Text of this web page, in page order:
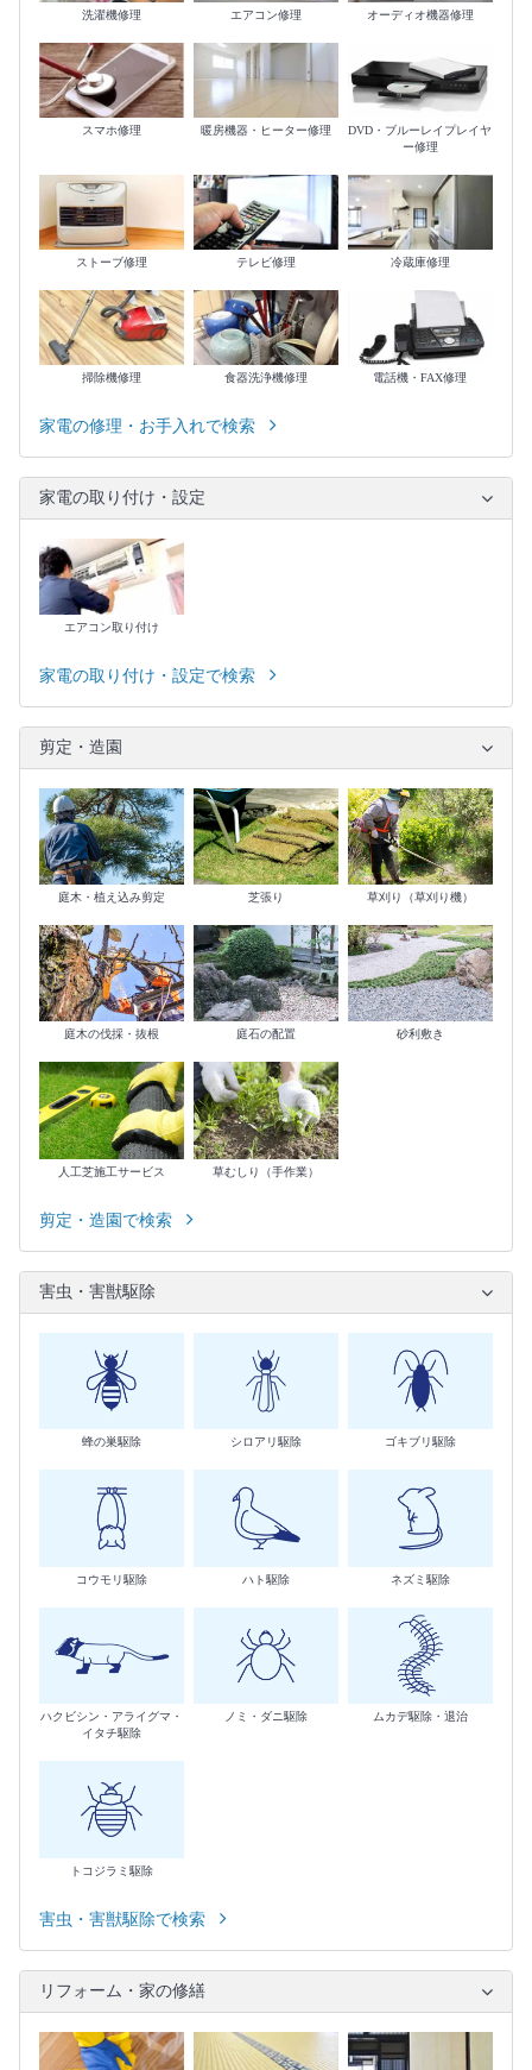
洗濯機修理 エアコン修理 オーディオ機器修理
スマホ修理 暖房機器・ヒーター修理
DVD・ブルーレイプレイヤ
ー修理
ストーブ修理 テレビ修理 冷蔵庫修理
掃除機修理 食器洗浄機修理 電話機・FAX修理
家電の修理・お手入れで検索
家電の取り付け・設定
エアコン取り付け
家電の取り付け・設定で検索
剪定・造園
庭木・植え込み剪定 芝張り 草刈り（草刈り機）
庭木の伐採・抜根 庭石の配置 砂利敷き
人工芝施工サービス 草むしり（手作業）
剪定・造園で検索
害虫・害獣駆除
蜂の巣駆除 シロアリ駆除 ゴキブリ駆除
コウモリ駆除 ハト駆除 ネズミ駆除
ハクビシン・アライグマ・
イタチ駆除
ノミ・ダニ駆除 ムカデ駆除・退治
トコジラミ駆除
害虫・害獣駆除で検索
リフォーム・家の修繕